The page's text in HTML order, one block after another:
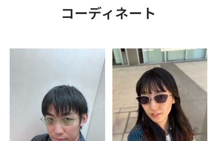
コーディネート